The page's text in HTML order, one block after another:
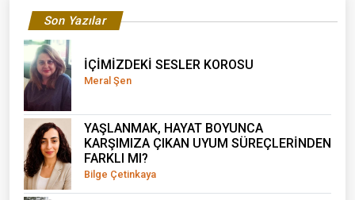
Son Yazılar
İÇİMİZDEKİ SESLER KOROSU
Meral Şen
YAŞLANMAK, HAYAT BOYUNCA
KARŞIMIZA ÇIKAN UYUM SÜREÇLERİNDEN
FARKLI MI?
Bilge Çetinkaya